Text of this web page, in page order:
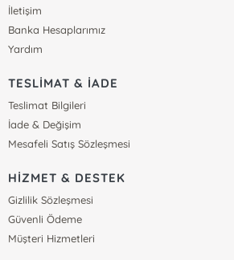
İletişim
Banka Hesaplarımız
Yardım
TESLİMAT & İADE
Teslimat Bilgileri
İade & Değişim
Mesafeli Satış Sözleşmesi
HİZMET & DESTEK
Gizlilik Sözleşmesi
Güvenli Ödeme
Müşteri Hizmetleri